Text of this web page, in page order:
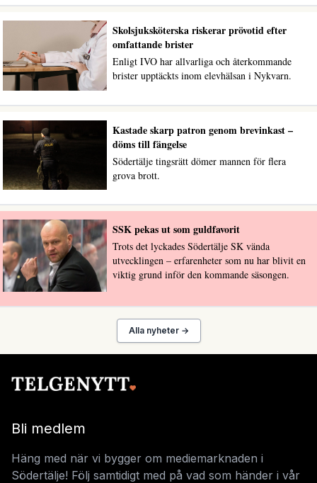
Skolsjuksköterska riskerar prövotid efter
omfattande brister
Enligt IVO har allvarliga och återkommande
brister upptäckts inom elevhälsan i Nykvarn.
Kastade skarp patron genom brevinkast –
döms till fängelse
Södertälje tingsrätt dömer mannen för flera
grova brott.
SSK pekas ut som guldfavorit
Trots det lyckades Södertälje SK vända
utvecklingen – erfarenheter som nu har blivit en
viktig grund inför den kommande säsongen.
Alla nyheter →
Bli medlem
Häng med när vi bygger om mediemarknaden i
Södertälje! Följ samtidigt med på vad som händer i vår